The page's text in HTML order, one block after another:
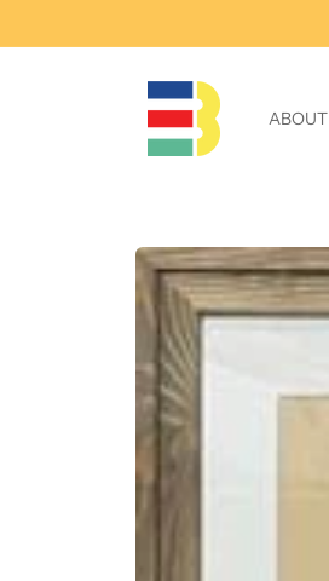
ABOUT
Skip to
product
information